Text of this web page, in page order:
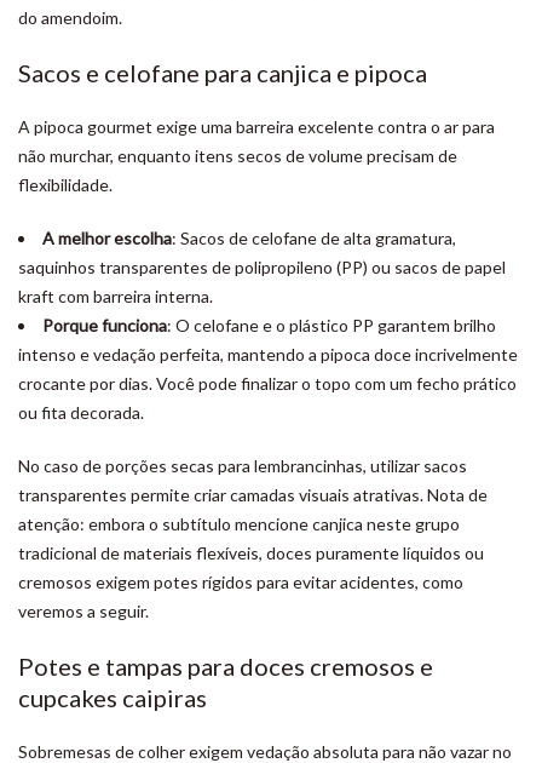
do amendoim.
Sacos e celofane para canjica e pipoca
A pipoca gourmet exige uma barreira excelente contra o ar para
não murchar, enquanto itens secos de volume precisam de
flexibilidade.
A melhor escolha: Sacos de celofane de alta gramatura,
saquinhos transparentes de polipropileno (PP) ou sacos de papel
kraft com barreira interna.
Porque funciona: O celofane e o plástico PP garantem brilho
intenso e vedação perfeita, mantendo a pipoca doce incrivelmente
crocante por dias. Você pode finalizar o topo com um fecho prático
ou fita decorada.
No caso de porções secas para lembrancinhas, utilizar sacos
transparentes permite criar camadas visuais atrativas. Nota de
atenção: embora o subtítulo mencione canjica neste grupo
tradicional de materiais flexíveis, doces puramente líquidos ou
cremosos exigem potes rígidos para evitar acidentes, como
veremos a seguir.
Potes e tampas para doces cremosos e
cupcakes caipiras
Sobremesas de colher exigem vedação absoluta para não vazar no